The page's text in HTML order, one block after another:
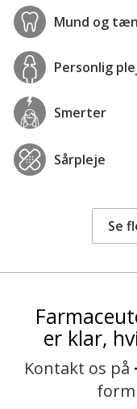
Mund og
Personlig
Smerter
Sårpleje
Se
er klar,
Kontakt os på